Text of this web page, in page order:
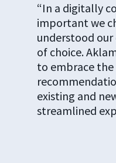
“In a digitally
important we
understood
of choice.
to embrace
existing and
streamlined